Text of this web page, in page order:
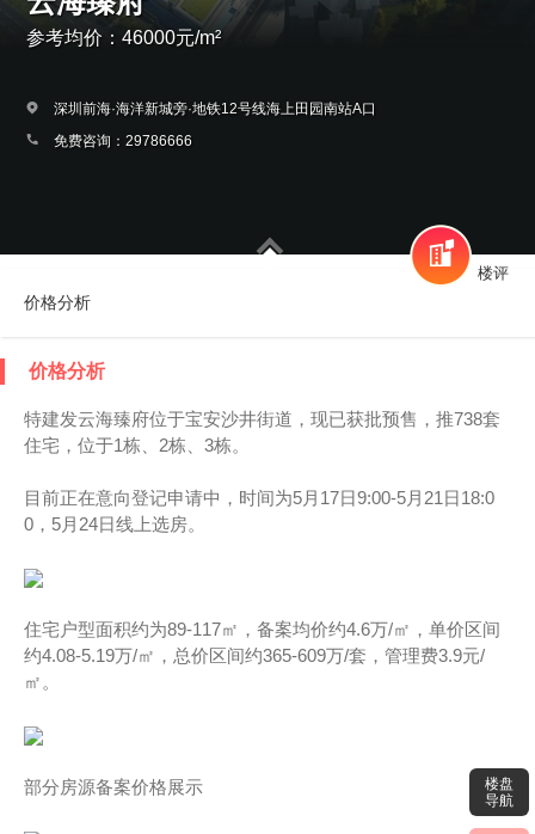
参考均价：46000元/m²
深圳前海·海洋新城旁·地铁12号线海上田园南站A口
免费咨询：29786666
楼评
价格分析
价格分析
特建发云海臻府位于宝安沙井街道，现已获批预售，推738套
住宅，位于1栋、2栋、3栋。
目前正在意向登记申请中，时间为5月17日9:00-5月21日18:0
0，5月24日线上选房。
住宅户型面积约为89-117㎡，备案均价约4.6万/㎡，单价区间
约4.08-5.19万/㎡，总价区间约365-609万/套，管理费3.9元/
㎡。
部分房源备案价格展示
楼盘
导航